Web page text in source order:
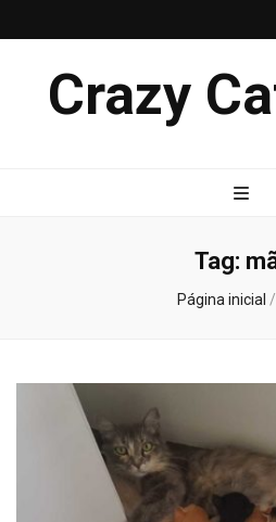
Crazy
Tag:
Página inicial /